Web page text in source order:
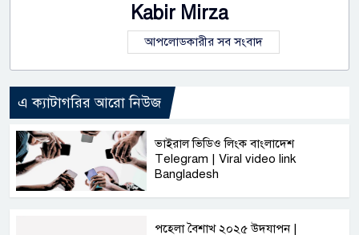
Kabir Mirza
আপলোডকারীর সব সংবাদ
এ ক্যাটাগরির আরো নিউজ
ভাইরাল ভিডিও লিংক বাংলাদেশ
Telegram | Viral video link
Bangladesh
পহেলা বৈশাখ ২০২৫ উদযাপন |